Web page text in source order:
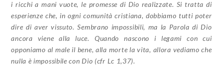
i ricchi a mani vuote, le promesse di Dio realizzate. Si tratta di
esperienze che, in ogni comunità cristiana, dobbiamo tutti poter
dire di aver vissuto. Sembrano impossibili, ma la Parola di Dio
ancora viene alla luce. Quando nascono i legami con cui
opponiamo al male il bene, alla morte la vita, allora vediamo che
nulla è impossibile con Dio (cfr Lc 1,37).